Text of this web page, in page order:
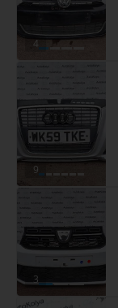
4
9
3